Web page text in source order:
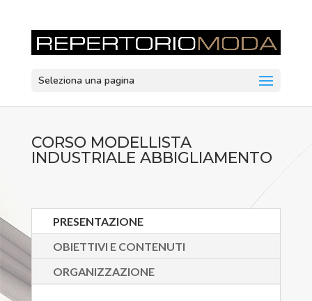
Seleziona una pagina
CORSO MODELLISTA
INDUSTRIALE ABBIGLIAMENTO
PRESENTAZIONE
OBIETTIVI E CONTENUTI
ORGANIZZAZIONE